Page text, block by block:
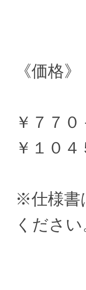
《価格》
￥７７
￥１０
※仕様書
くださ